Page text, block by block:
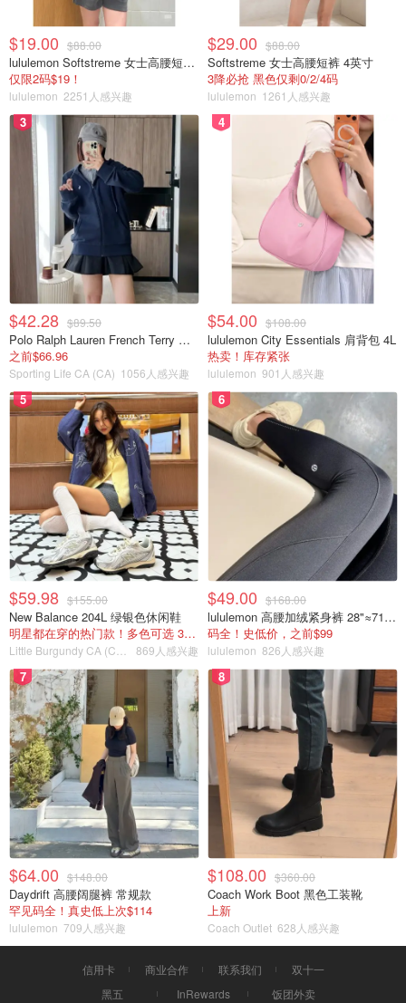
$19.00 $88.00
lululemon Softstreme 女士高腰短裤 10cm
仅限2码$19！
lululemon 2251人感兴趣
$29.00 $88.00
Softstreme 女士高腰短裤 4英寸
3降必抢 黑色仅剩0/2/4码
lululemon 1261人感兴趣
3
$42.28 $89.50
Polo Ralph Lauren French Terry 女童连帽卫衣 7-16码
之前$66.96
Sporting Life CA (CA) 1056人感兴趣
4
$54.00 $108.00
lululemon City Essentials 肩背包 4L
热卖！库存紧张
lululemon 901人感兴趣
5
$59.98 $155.00
New Balance 204L 绿银色休闲鞋
明星都在穿的热门款！多色可选 3.8折
869人感兴趣
6
$49.00 $168.00
lululemon 高腰加绒紧身裤 28"≈71cm 5个口袋
码全！史低价，之前$99
lululemon 826人感兴趣
7
$64.00 $148.00
Daydrift 高腰阔腿裤 常规款
罕见码全！真史低上次$114
lululemon 709人感兴趣
8
$108.00 $360.00
Coach Work Boot 黑色工装靴
上新
Coach Outlet 628人感兴趣
信用卡 商业合作 联系我们
双十一
黑五
InRewards 饭团外卖